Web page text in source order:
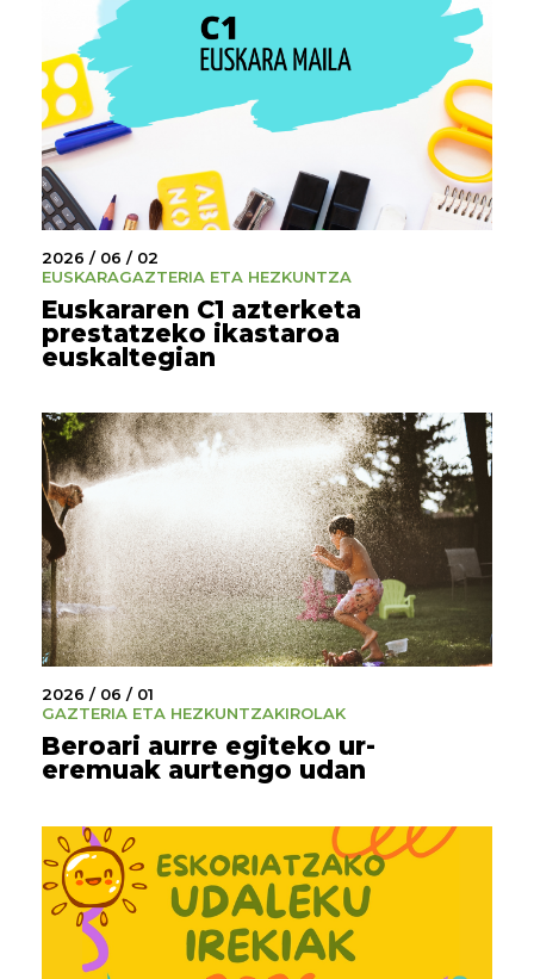
2026 / 06 / 02
EUSKARAGAZTERIA ETA HEZKUNTZA
Euskararen C1 azterketa
prestatzeko ikastaroa
euskaltegian
2026 / 06 / 01
GAZTERIA ETA HEZKUNTZAKIROLAK
Beroari aurre egiteko ur-
eremuak aurtengo udan